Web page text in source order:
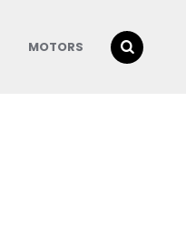
MOTORS